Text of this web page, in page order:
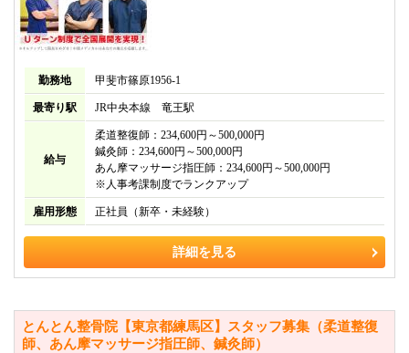
詳細を見る
勤務地 甲斐市篠原1956-1
最寄り駅 JR中央本線 竜王駅
給与
柔道整復師：234,600円～500,000円
鍼灸師：234,600円～500,000円
あん摩マッサージ指圧師：234,600円～500,000円
※人事考課制度でランクアップ
雇用形態 正社員（新卒・未経験）
とんとん整骨院【東京都練馬区】スタッフ募集（柔道整復
師、あん摩マッサージ指圧師、鍼灸師）